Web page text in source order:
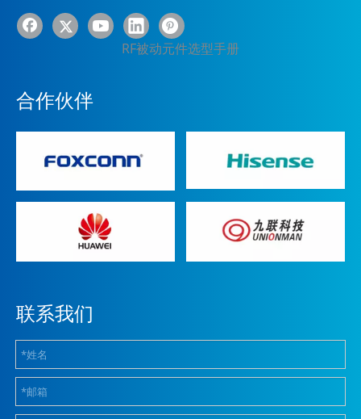
RF被动元件选型手册
合作伙伴
联系我们